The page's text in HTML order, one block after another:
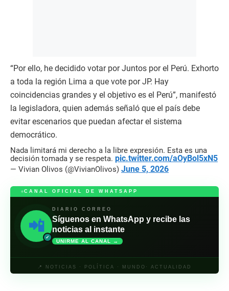
“Por ello, he decidido votar por Juntos por el Perú. Exhorto
a toda la región Lima a que vote por JP. Hay
coincidencias grandes y el objetivo es el Perú”, manifestó
la legisladora, quien además señaló que el país debe
evitar escenarios que puedan afectar el sistema
democrático.
Nada limitará mi derecho a la libre expresión. Esta es una
decisión tomada y se respeta. pic.twitter.com/aOyBol5xN5
— Vivian Olivos (@VivianOlivos) June 5, 2026
CANAL OFICIAL DE WHATSAPP
📲
✓
DIARIO CORREO
Síguenos en WhatsApp y recibe las
noticias al instante
UNIRME AL CANAL →
📍 NOTICIAS · POLÍTICA · MUNDO· ACTUALIDAD